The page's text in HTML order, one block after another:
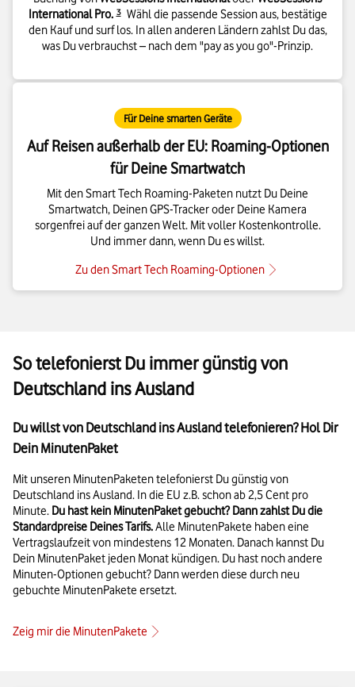
International Pro. 3Details zur Fußnote
Wähl die passende Session aus, bestätige
den Kauf und surf los. In allen anderen Ländern zahlst Du das,
was Du verbrauchst – nach dem "pay as you go"-Prinzip.
Für Deine smarten Geräte
Auf Reisen außerhalb der EU: Roaming-Optionen
für Deine Smartwatch
Mit den Smart Tech Roaming-Paketen nutzt Du Deine
Smartwatch, Deinen GPS-Tracker oder Deine Kamera
sorgenfrei auf der ganzen Welt. Mit voller Kostenkontrolle.
Und immer dann, wenn Du es willst.
Zu den Smart Tech Roaming-Optionen
So telefonierst Du immer günstig von
Deutschland ins Ausland
Du willst von Deutschland ins Ausland telefonieren? Hol Dir
Dein MinutenPaket
Mit unseren MinutenPaketen telefonierst Du günstig von
Deutschland ins Ausland. In die EU z.B. schon ab 2,5 Cent pro
Minute. Du hast kein MinutenPaket gebucht? Dann zahlst Du die
Standardpreise Deines Tarifs.Alle MinutenPakete haben eine
Vertragslaufzeit von mindestens 12 Monaten. Danach kannst Du
Dein MinutenPaket jeden Monat kündigen. Du hast noch andere
Minuten-Optionen gebucht? Dann werden diese durch neu
gebuchte MinutenPakete ersetzt.
Zeig mir die MinutenPakete